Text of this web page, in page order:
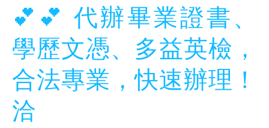
💕💕 代辦畢業證書、
學歷文憑、多益英檢，
合法專業，快速辦理！
洽